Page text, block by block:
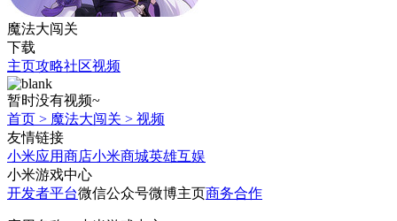
魔法大闯关
下载
主页攻略社区视频
暂时没有视频~
首页 > 魔法大闯关 > 视频
友情链接
小米应用商店小米商城英雄互娱
小米游戏中心
开发者平台微信公众号微博主页商务合作